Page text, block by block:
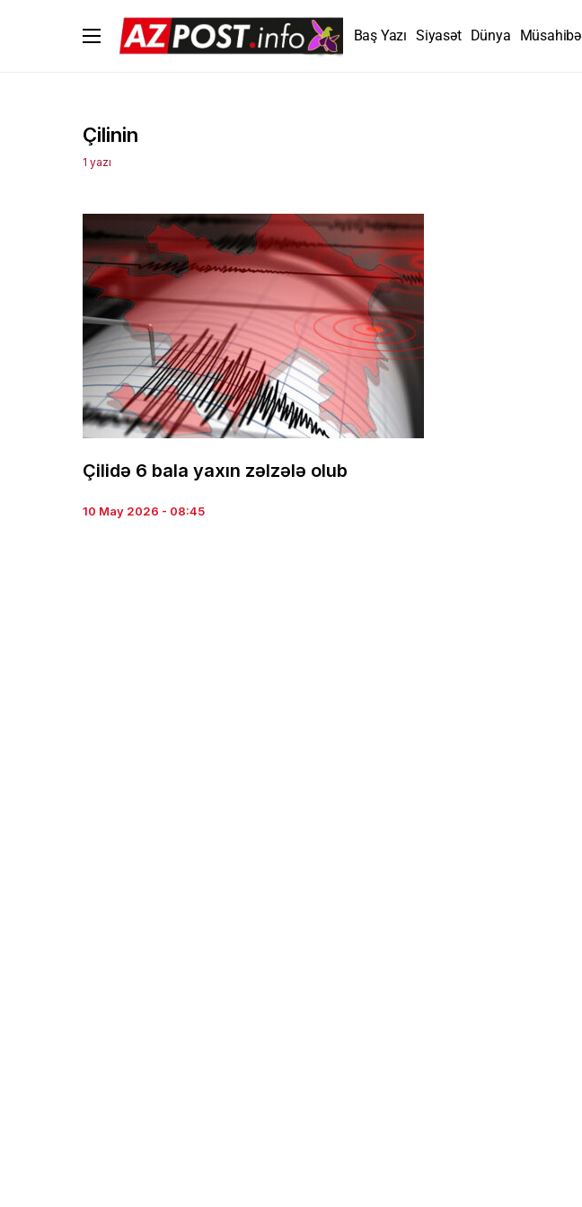
Baş Yazı Siyasət Dünya Müsahibə
Çilinin
1 yazı
Çilidə 6 bala yaxın zəlzələ olub
10 May 2026 - 08:45